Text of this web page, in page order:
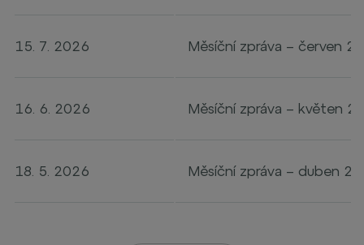
15. 7. 2026 Měsíční zpráva – červen
16. 6. 2026 Měsíční zpráva – květen
18. 5. 2026 Měsíční zpráva – duben